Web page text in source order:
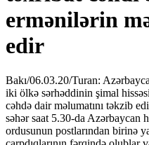
ermənilərin
edir
Bakı/06.03.20/Turan:
iki ölkə sərhəddinin şimal
cəhdə dair məlumatını təkzib
səhər saat 5.30-da Azərbaycan
ordusunun postlarından birinə